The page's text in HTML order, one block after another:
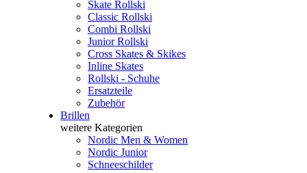
Skate Rollski
Classic Rollski
Combi Rollski
Junior Rollski
Cross Skates & Skikes
Inline Skates
Rollski - Schuhe
Ersatzteile
Zubehör
Brillen
weitere Kategorien
Nordic Men & Women
Nordic Junior
Schneeschilder